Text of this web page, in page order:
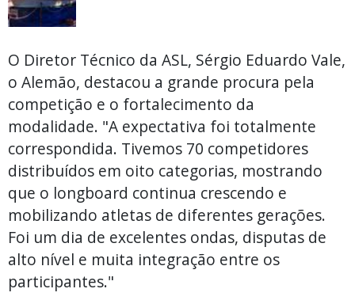
O Diretor Técnico da ASL, Sérgio Eduardo Vale,
o Alemão, destacou a grande procura pela
competição e o fortalecimento da
modalidade. "A expectativa foi totalmente
correspondida. Tivemos 70 competidores
distribuídos em oito categorias, mostrando
que o longboard continua crescendo e
mobilizando atletas de diferentes gerações.
Foi um dia de excelentes ondas, disputas de
alto nível e muita integração entre os
participantes."